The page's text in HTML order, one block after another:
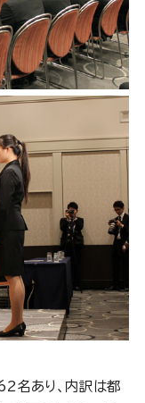
あり、内訳は都